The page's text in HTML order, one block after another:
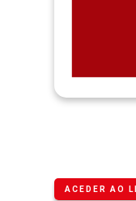
ACEDER AO